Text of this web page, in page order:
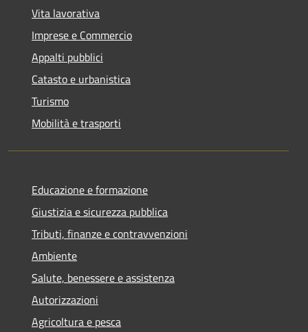
Vita lavorativa
Imprese e Commercio
Appalti pubblici
Catasto e urbanistica
Turismo
Mobilità e trasporti
Educazione e formazione
Giustizia e sicurezza pubblica
Tributi, finanze e contravvenzioni
Ambiente
Salute, benessere e assistenza
Autorizzazioni
Agricoltura e pesca